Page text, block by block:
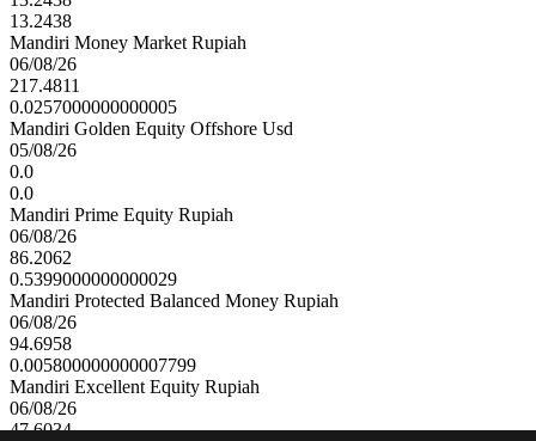
13.2438
Mandiri Money Market Rupiah
06/08/26
217.4811
0.0257000000000005
Mandiri Golden Equity Offshore Usd
05/08/26
0.0
0.0
Mandiri Prime Equity Rupiah
06/08/26
86.2062
0.5399000000000029
Mandiri Protected Balanced Money Rupiah
06/08/26
94.6958
0.005800000000007799
Mandiri Excellent Equity Rupiah
06/08/26
47.6034